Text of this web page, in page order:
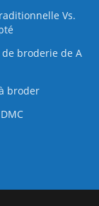
Vs.
de broderie de A
broder